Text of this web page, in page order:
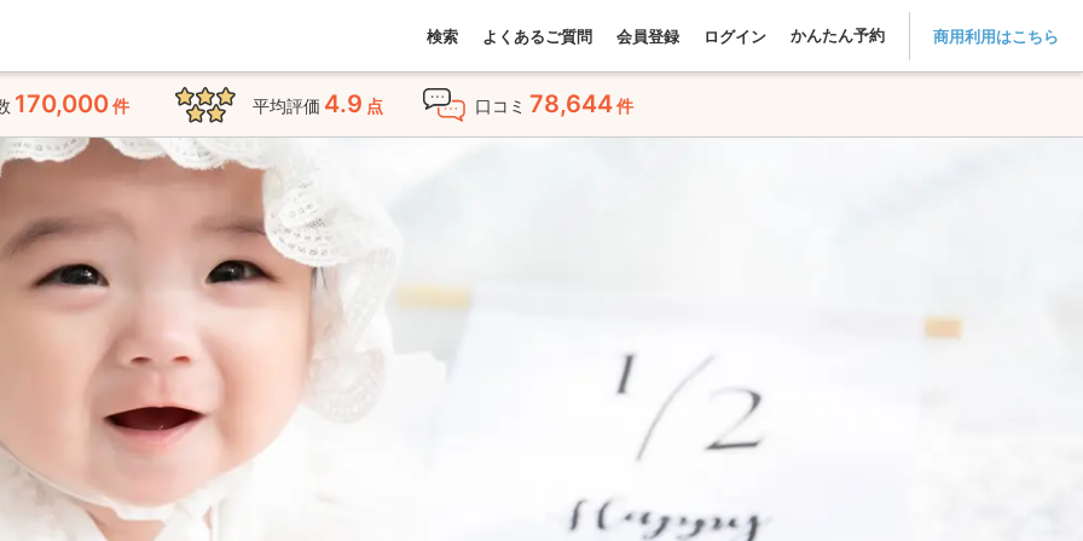
検索 よくあるご質問 会員登録 ログイン かんたん予約 商用利用はこちら
170,000件 平均評価 4.9 点 口コミ 78,644件